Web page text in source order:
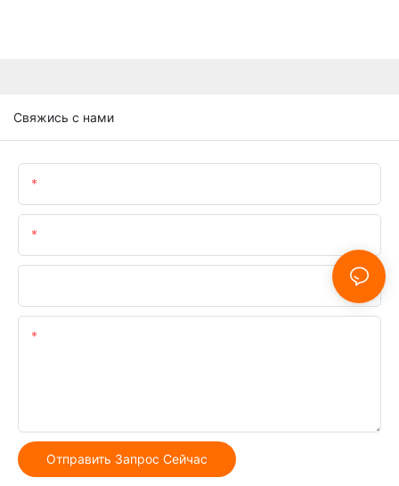
Свяжись с нами
Отправить Запрос Сейчас